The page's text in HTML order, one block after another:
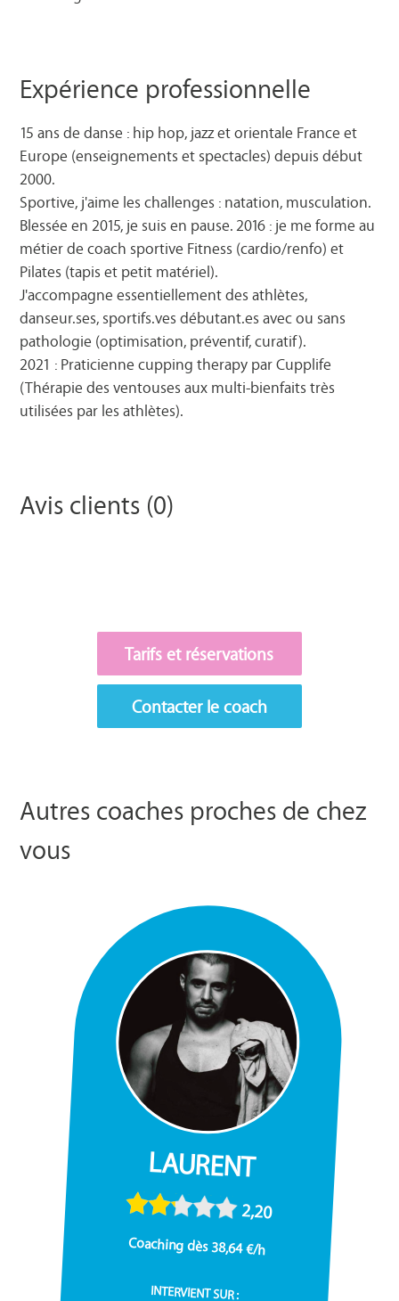
Expérience professionnelle
15 ans de danse : hip hop, jazz et orientale France et
Europe (enseignements et spectacles) depuis début
2000.
Sportive, j'aime les challenges : natation, musculation.
Blessée en 2015, je suis en pause. 2016 : je me forme au
métier de coach sportive Fitness (cardio/renfo) et
Pilates (tapis et petit matériel).
J'accompagne essentiellement des athlètes,
danseur.ses, sportifs.ves débutant.es avec ou sans
pathologie (optimisation, préventif, curatif).
2021 : Praticienne cupping therapy par Cupplife
(Thérapie des ventouses aux multi-bienfaits très
utilisées par les athlètes).
Avis clients (0)
Tarifs et réservations
Contacter le coach
Autres coaches proches de chez
vous
LAURENT
2,20
Coaching dès 38,64 €/h
INTERVIENT SUR :